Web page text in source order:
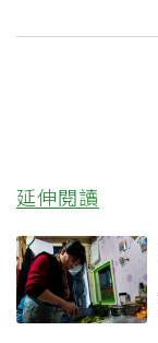
延伸閱讀